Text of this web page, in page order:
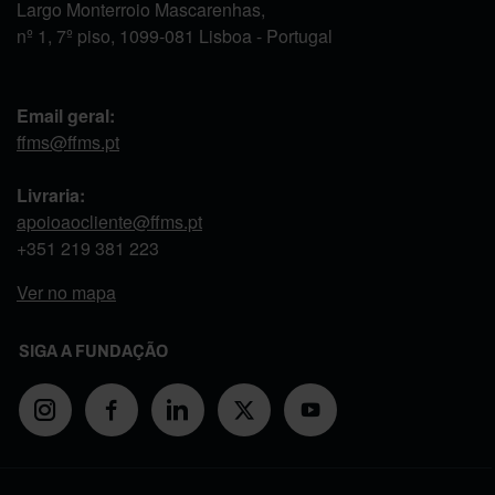
Largo Monterroio Mascarenhas,
nº 1, 7º piso, 1099-081 Lisboa - Portugal
Email geral:
ffms@ffms.pt
Livraria:
apoioaocliente@ffms.pt
+351 219 381 223
Ver no mapa
SIGA A FUNDAÇÃO